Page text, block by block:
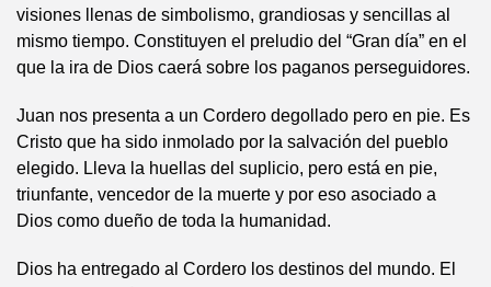
visiones llenas de simbolismo, grandiosas y sencillas al
mismo tiempo. Constituyen el preludio del “Gran día” en el
que la ira de Dios caerá sobre los paganos perseguidores.
Juan nos presenta a un Cordero degollado pero en pie. Es
Cristo que ha sido inmolado por la salvación del pueblo
elegido. Lleva la huellas del suplicio, pero está en pie,
triunfante, vencedor de la muerte y por eso asociado a
Dios como dueño de toda la humanidad.
Dios ha entregado al Cordero los destinos del mundo. El